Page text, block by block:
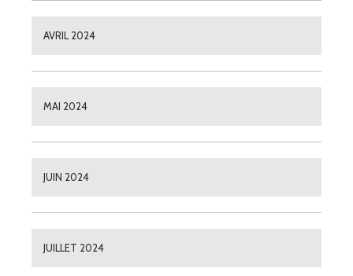
AVRIL 2024
MAI 2024
JUIN 2024
JUILLET 2024